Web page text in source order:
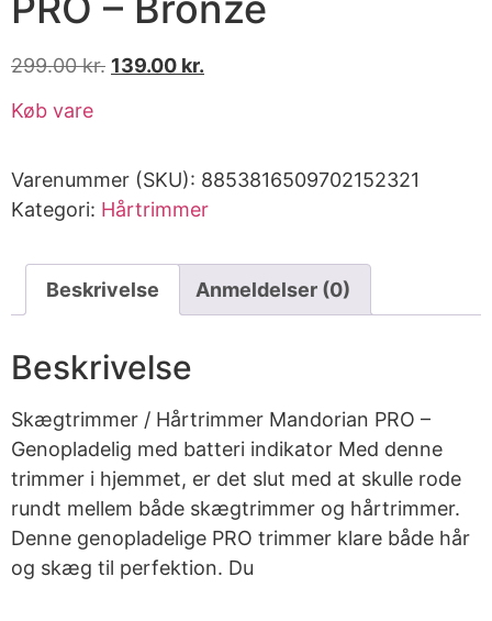
299.00kr. 139.00 kr.
Køb vare
Varenummer (SKU): 8853816509702152321
Kategori: Hårtrimmer
Beskrivelse Anmeldelser (0)
Beskrivelse
Skægtrimmer / Hårtrimmer Mandorian PRO –
Genopladelig med batteri indikator Med denne
trimmer i hjemmet, er det slut med at skulle rode
rundt mellem både skægtrimmer og hårtrimmer.
Denne genopladelige PRO trimmer klare både hår
og skæg til perfektion. Du